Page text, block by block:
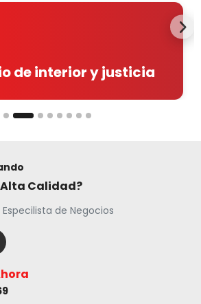
de interior y justicia
Calidad?
de Negocios